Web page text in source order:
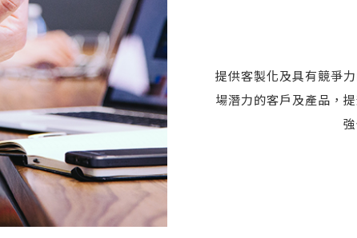
提供客製化及具有競爭
場潛力的客戶及產品，